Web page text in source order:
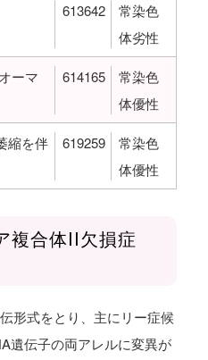
613642
常染色
体劣性
ーマ
614165
常染色
体優性
縮を伴
619259
常染色
体優性
複合体II欠損症
形式をとり、主にリー症候
遺伝子の両アレルに変異が